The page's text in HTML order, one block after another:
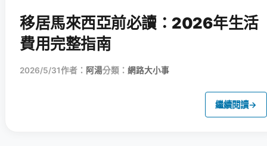
移居馬來西亞前必讀：2026年生活
費用完整指南
2026/5/31作者： 阿湯分類： 網路大小事
繼續閱讀→